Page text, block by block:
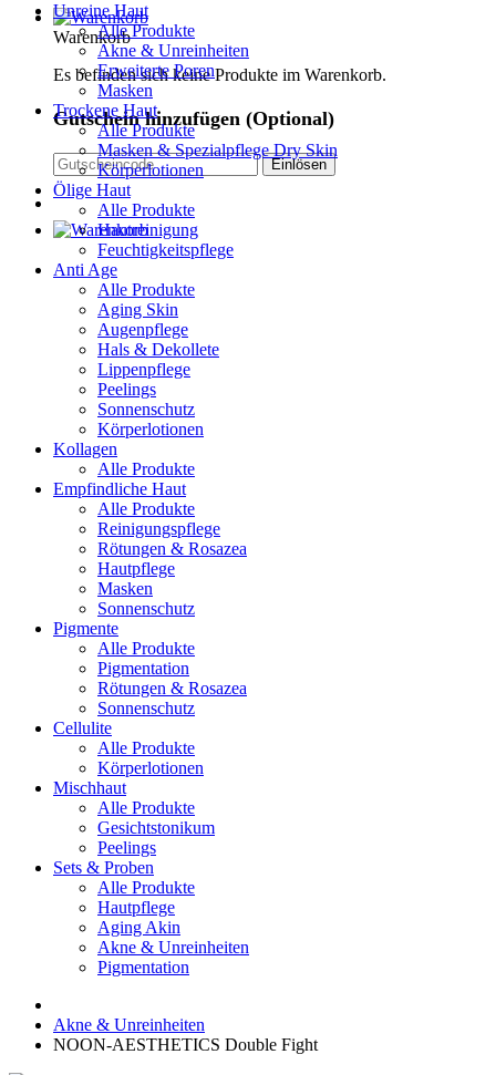
Warenkorb
Es befinden sich keine Produkte im Warenkorb.
Gutschein hinzufügen (Optional)
Unreine Haut
Alle Produkte
Akne & Unreinheiten
Erweiterte Poren
Masken
Trockene Haut
Alle Produkte
Masken & Spezialpflege Dry Skin
Körperlotionen
Ölige Haut
Alle Produkte
Hautreinigung
Feuchtigkeitspflege
Anti Age
Alle Produkte
Aging Skin
Augenpflege
Hals & Dekollete
Lippenpflege
Peelings
Sonnenschutz
Körperlotionen
Kollagen
Alle Produkte
Empfindliche Haut
Alle Produkte
Reinigungspflege
Rötungen & Rosazea
Hautpflege
Masken
Sonnenschutz
Pigmente
Alle Produkte
Pigmentation
Rötungen & Rosazea
Sonnenschutz
Cellulite
Alle Produkte
Körperlotionen
Mischhaut
Alle Produkte
Gesichtstonikum
Peelings
Sets & Proben
Alle Produkte
Hautpflege
Aging Akin
Akne & Unreinheiten
Pigmentation
Akne & Unreinheiten
NOON-AESTHETICS Double Fight